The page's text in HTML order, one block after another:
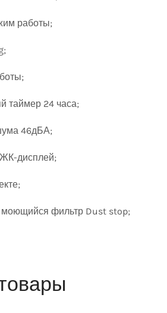
работы;
таймер 24 часа;
46дБА;
дисплей;
фильтр Dust stop;